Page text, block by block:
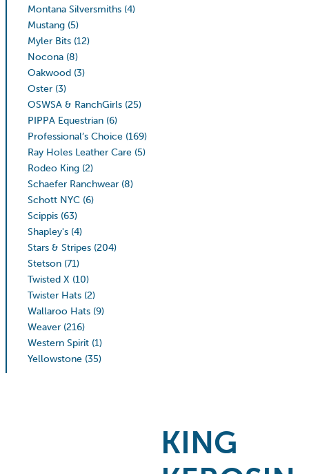
Montana Silversmiths (4)
Mustang (5)
Myler Bits (12)
Nocona (8)
Oakwood (3)
Oster (3)
OSWSA & RanchGirls (25)
PIPPA Equestrian (6)
Professional’s Choice (169)
Ray Holes Leather Care (5)
Rodeo King (2)
Schaefer Ranchwear (8)
Schott NYC (6)
Scippis (63)
Shapley's (4)
Stars & Stripes (204)
Stetson (71)
Twisted X (10)
Twister Hats (2)
Wallaroo Hats (9)
Weaver (216)
Western Spirit (1)
Yellowstone (35)
KING